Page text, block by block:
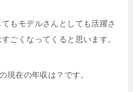
もモデルさんとしても活躍さ
ごくなってくると思います。
現在の年収は？です。